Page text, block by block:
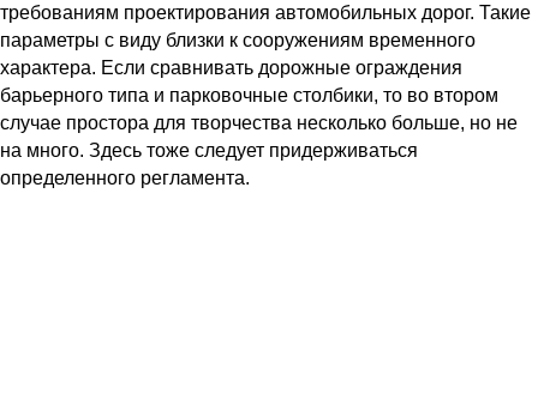
требованиям проектирования автомобильных дорог. Такие
параметры с виду близки к сооружениям временного
характера. Если сравнивать дорожные ограждения
барьерного типа и парковочные столбики, то во втором
случае простора для творчества несколько больше, но не
на много. Здесь тоже следует придерживаться
определенного регламента.